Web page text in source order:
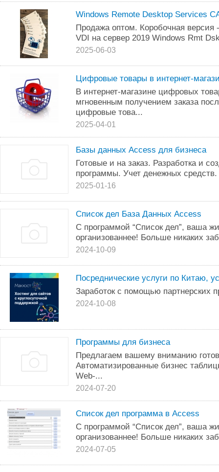
Windоws Rеmоtе Dеsktоp Sеrviсеs
Продажа оптом. Коробочная
VDI на сервер 2019 Windows Rmt
2025-06-03
Цифровые товары в интернет-
В интернет-магазине цифровых
мгновенным получением заказа
цифровые това...
2025-04-01
Базы данных Access для бизнеса
Готовые и на заказ. Разработка и
программы. Учет денежных
2025-01-16
Список дел База Данных Access
С программой “Список дел”, ваша
организованнее! Больше никаких
2024-10-09
Посреднические услуги по Китаю,
Заработок с помощью партнерских
2024-10-08
Программы для бизнеса
Предлагаем вашему вниманию
Автоматизированные бизнес
Web-...
2024-07-20
Список дел программа в Access
С программой “Список дел”, ваша
организованнее! Больше никаких
2024-07-05